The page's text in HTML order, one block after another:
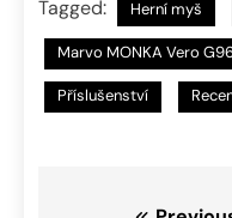
Tagged: Herní myš
Marvo MONKA Vero
Příslušenství